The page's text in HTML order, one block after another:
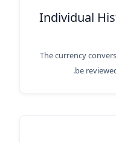
Individual
The currency
be